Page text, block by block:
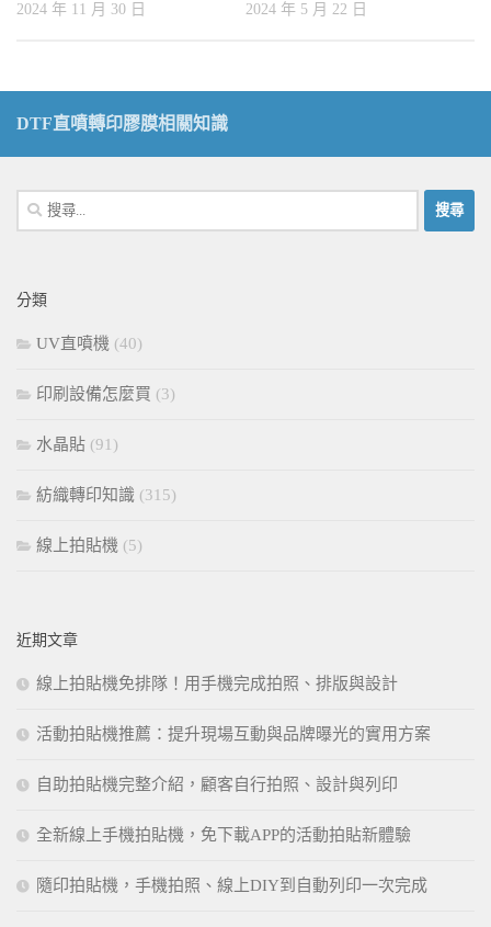
2024 年 11 月 30 日 2024 年 5 月 22 日
DTF直噴轉印膠膜相關知識
搜
尋
字:
分類
UV直噴機 (40)
印刷設備怎麼買 (3)
水晶貼 (91)
紡織轉印知識 (315)
線上拍貼機 (5)
近期文章
線上拍貼機免排隊！用手機完成拍照、排版與設計
活動拍貼機推薦：提升現場互動與品牌曝光的實用方案
自助拍貼機完整介紹，顧客自行拍照、設計與列印
全新線上手機拍貼機，免下載APP的活動拍貼新體驗
隨印拍貼機，手機拍照、線上DIY到自動列印一次完成